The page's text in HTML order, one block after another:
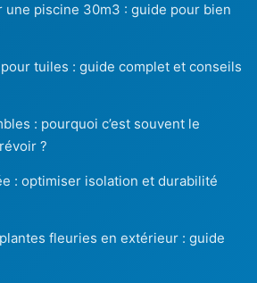
une piscine 30m3 : guide pour bien
tuiles : guide complet et conseils
: pourquoi c’est souvent le
?
: optimiser isolation et durabilité
fleuries en extérieur : guide